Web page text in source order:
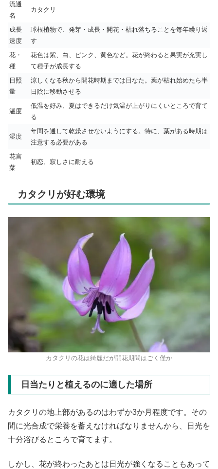
流通
名
カタクリ
成長
速度
球根植物で、発芽・成長・開花・枯れ落ちることを毎年繰り返
す
花・
種
花色は紫、白、ピンク、黄色など。花が終わると果実が充実し
て種子が成長する
日照
量
涼しくなる秋から開花時期までは日なた。葉が枯れ始めたら半
日陰に移動させる
温度
低温を好み、夏はできるだけ気温が上がりにくいところで育て
る
湿度
年間を通して乾燥させないようにする。特に、葉がある時期は
注意する必要がある
花言
葉
初恋、寂しさに耐える
カタクリが好む環境
カタクリの花は綺麗だが開花期間はごく僅か
日当たりと植えるのに適した場所
カタクリの地上部があるのはわずか3か月程度です。その
間に光合成で栄養を蓄えなければなりませんから、日光を
十分浴びるところで育てます。
しかし、花が終わったあとは日光が強くなることもあって